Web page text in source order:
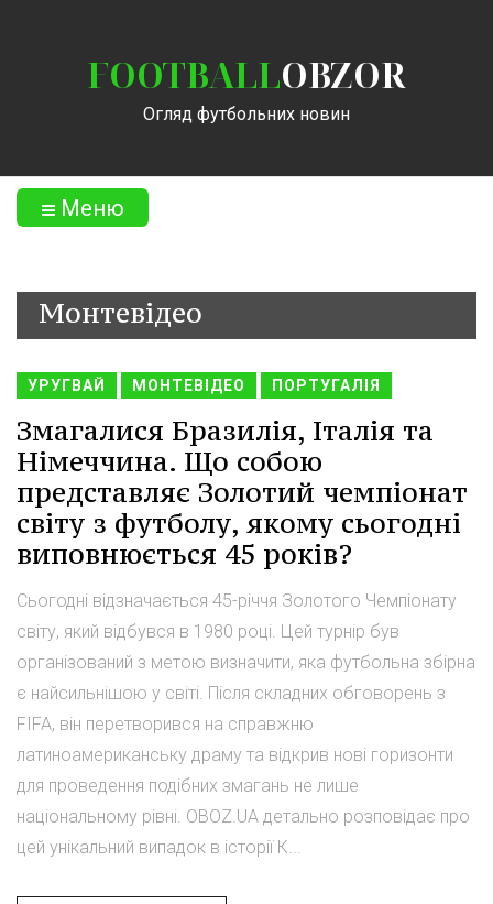
FOOTBALLOBZOR
Огляд футбольних новин
Меню
Монтевідео
УРУГВАЙ МОНТЕВІДЕО ПОРТУГАЛІЯ
Змагалися Бразилія, Італія та
Німеччина. Що собою
представляє Золотий чемпіонат
світу з футболу, якому сьогодні
виповнюється 45 років?
Сьогодні відзначається 45-річчя Золотого Чемпіонату
світу, який відбувся в 1980 році. Цей турнір був
організований з метою визначити, яка футбольна збірна
є найсильнішою у світі. Після складних обговорень з
FIFA, він перетворився на справжню
латиноамериканську драму та відкрив нові горизонти
для проведення подібних змагань не лише
національному рівні. OBOZ.UA детально розповідає про
цей унікальний випадок в історії К...